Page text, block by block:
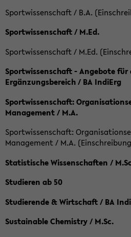
Sportwissenschaft / B.A.
Sportwissenschaft / M.Ed.
Sportwissenschaft / M.Ed.
Sportwissenschaft - Angebote
Ergänzungsbereich / BA IndiErg
Sportwissenschaft:
Management / M.A.
Sportwissenschaft:
Management / M.A.
Statistische Wissenschaften /
Studieren ab 50
Studierende & Wirtschaft / BA
Sustainable Chemistry / M.Sc.